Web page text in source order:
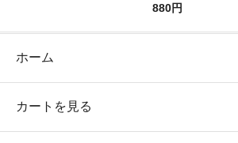
880円
ホーム
カートを見る